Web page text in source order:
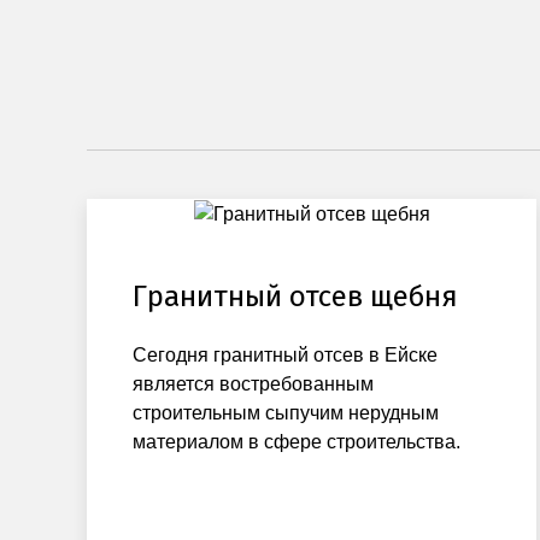
Гранитный отсев щебня
Сегодня гранитный отсев в Ейске
является востребованным
строительным сыпучим нерудным
материалом в сфере строительства.